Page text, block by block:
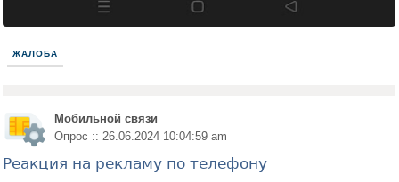
ЖАЛОБА
Мобильной связи
Опрос :: 26.06.2024 10:04:59 am
Реакция на рекламу по телефону